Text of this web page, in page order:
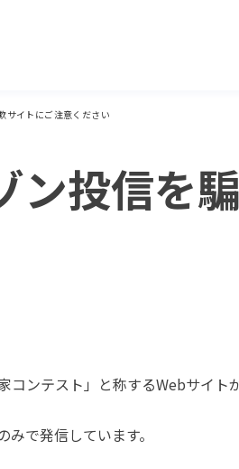
サイトにご注意ください
ン投信を
ンテスト」と称するWebサイト
で発信しています。